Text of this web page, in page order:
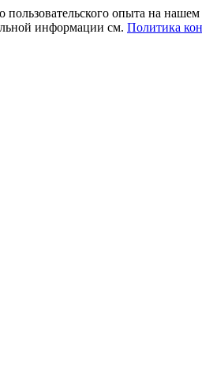
опыта на
информации см. Политика